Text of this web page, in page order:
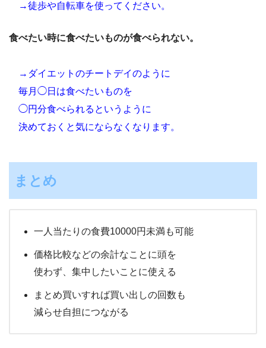
→徒歩や自転車を使ってください。
食べたい時に食べたいものが食べられない。
→ダイエットのチートデイのように
毎月◯日は食べたいものを
◯円分食べられるというように
決めておくと気にならなくなります。
まとめ
一人当たりの食費10000円未満も可能
価格比較などの余計なことに頭を
使わず、集中したいことに使える
まとめ買いすれば買い出しの回数も
減らせ自担につながる